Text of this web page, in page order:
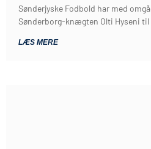
Sønderjyske Fodbold har med
Sønderborg-knægten Olti Hyseni til
LÆS MERE